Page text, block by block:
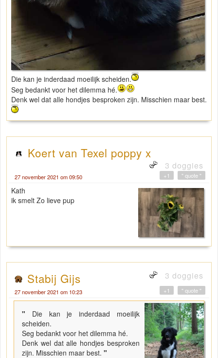
Die kan je inderdaad moeilijk scheiden.
Seg bedankt voor het dilemma hé.
Denk wel dat alle hondjes besproken zijn. Misschien maar best.
Koert van Texel poppy x
3 doggies
27 november 2021 om 09:50 " quote "
+1
Kath
ik smelt Zo lieve pup
Stabij Gijs 3 doggies
27 november 2021 om 10:23 " quote "
+1
" Die kan je inderdaad moeilijk
scheiden.
Seg bedankt voor het dilemma hé.
Denk wel dat alle hondjes besproken
zijn. Misschien maar best. "